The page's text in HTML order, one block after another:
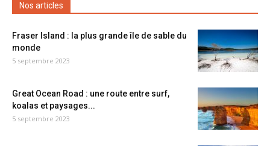
Nos articles
Fraser Island : la plus grande île de sable du
monde
5 septembre 2023
Great Ocean Road : une route entre surf,
koalas et paysages...
5 septembre 2023